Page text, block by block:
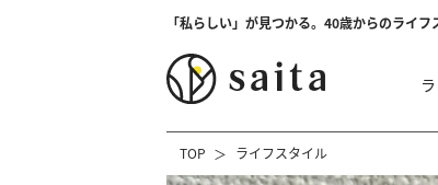
「私らしい」が見つかる。40歳からのライフ
TOP ライフスタイル